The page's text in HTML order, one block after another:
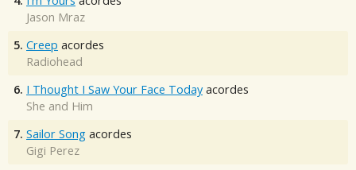
Jason Mraz
5. Creep acordes
Radiohead
6. I Thought I Saw Your Face Today acordes
She and Him
7. Sailor Song acordes
Gigi Perez